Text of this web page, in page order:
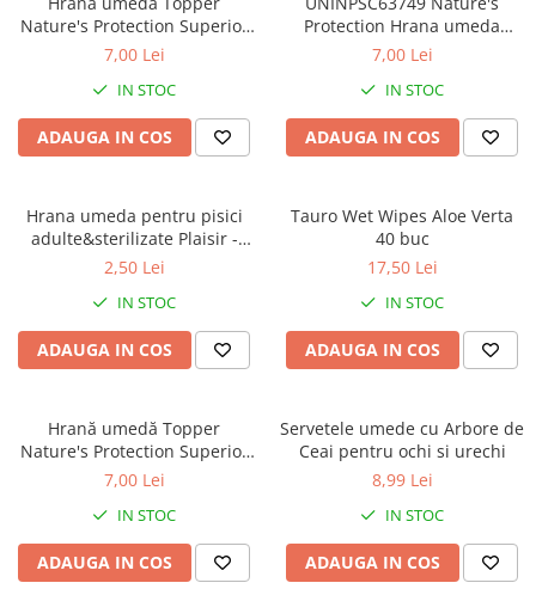
Orijen
Recompense caini
Accesorii
Batoane branza Yak
Castroane si Dozatoare
Culcusuri
Custi si Genti de Transport
Hainute
Lemne si coarne de cerb sau
caprior
Lese, Zgarzi & Hamuri
Nature's Protection Superior
Care Immune System Support
70g
7,00 Lei
IN STOC
ADAUGA IN COS
Protection Hrana umeda
pentru pisici Skin&coat adult
7,00 Lei
IN STOC
ADAUGA IN COS
Hrana umeda pentru pisici
adulte&sterilizate Plaisir -
pastrav&creveti 100g
2,50 Lei
IN STOC
ADAUGA IN COS
Tauro Wet Wipes Aloe Verta
40 buc
17,50 Lei
IN STOC
ADAUGA IN COS
Hrană umedă Topper
Nature's Protection Superior
Care Urinary pentru pisici
7,00 Lei
IN STOC
ADAUGA IN COS
Servetele umede cu Arbore de
Ceai pentru ochi si urechi
8,99 Lei
IN STOC
ADAUGA IN COS